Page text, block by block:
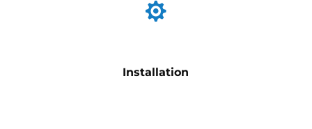

Installation